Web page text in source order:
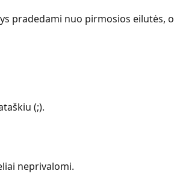
pradedami nuo pirmosios eilutės, o
(;).
neprivalomi.